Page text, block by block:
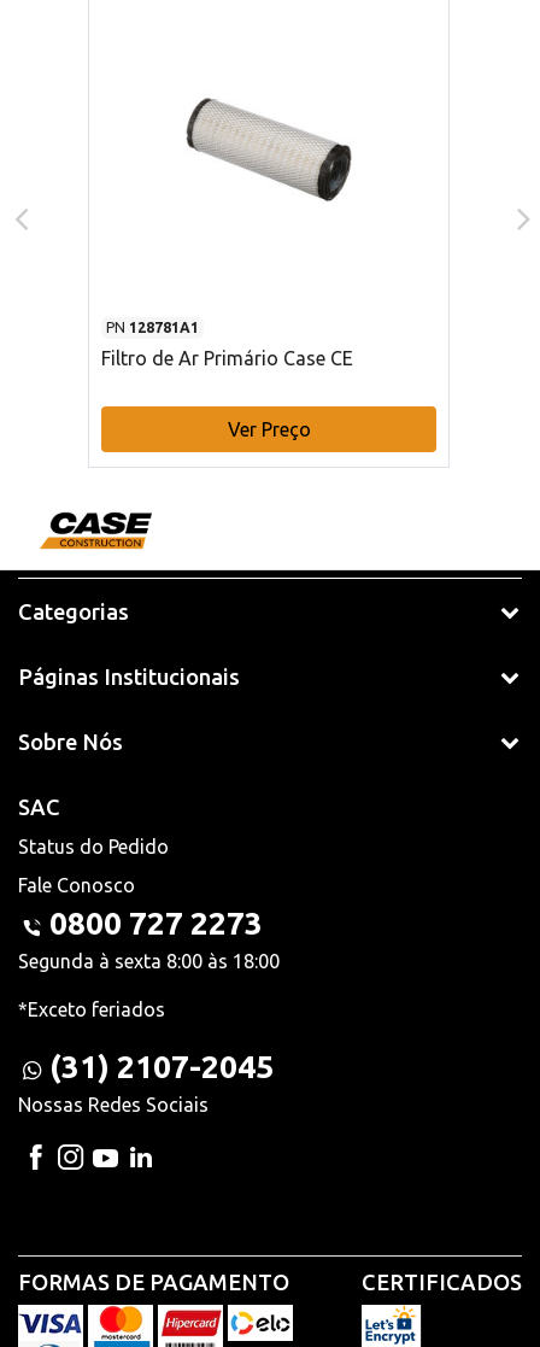
PN 128781A1
Filtro de Ar Primário Case CE
Ver Preço
Categorias
Páginas Institucionais
Sobre Nós
SAC
Status do Pedido
Fale Conosco
0800 727 2273
Segunda à sexta 8:00 às 18:00
*Exceto feriados
(31) 2107-2045
Nossas Redes Sociais
FORMAS DE PAGAMENTO CERTIFICADOS